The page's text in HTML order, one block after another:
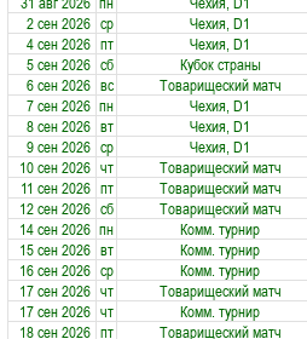
2 сен 2026 ср Чехия, D1
4 сен 2026 пт Чехия, D1
5 сен 2026 сб Кубок страны
6 сен 2026 вс Товарищеский матч
7 сен 2026 пн Чехия, D1
8 сен 2026 вт Чехия, D1
9 сен 2026 ср Чехия, D1
10 сен 2026 чт Товарищеский матч
11 сен 2026 пт Товарищеский матч
12 сен 2026 сб Товарищеский матч
14 сен 2026 пн Комм. турнир
15 сен 2026 вт Комм. турнир
16 сен 2026 ср Комм. турнир
17 сен 2026 чт Товарищеский матч
17 сен 2026 чт Комм. турнир
18 сен 2026 пт Товарищеский матч